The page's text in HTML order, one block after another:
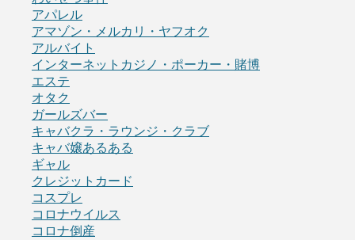
アパレル
アマゾン・メルカリ・ヤフオク
アルバイト
インターネットカジノ・ポーカー・賭博
エステ
オタク
ガールズバー
キャバクラ・ラウンジ・クラブ
キャバ嬢あるある
ギャル
クレジットカード
コスプレ
コロナウイルス
コロナ倒産